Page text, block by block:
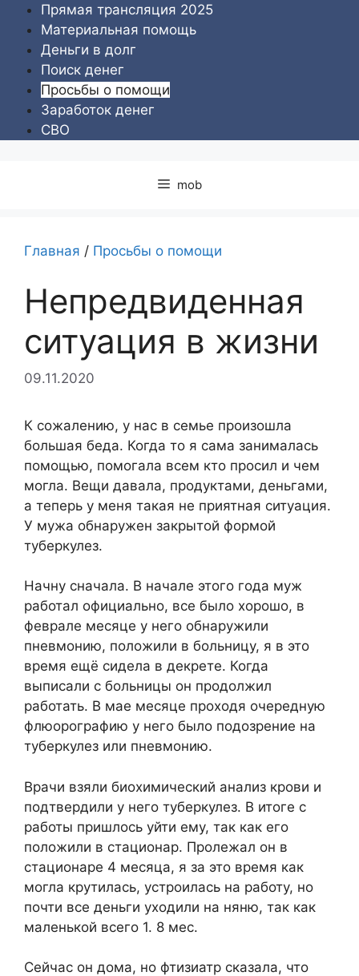
Перейти
содержимому
Прямая трансляция 2025
Материальная помощь
Деньги в долг
Поиск денег
Просьбы о помощи
Заработок денег
СВО
mob
Главная / Просьбы о помощи
Непредвиденная
ситуация в жизни
09.11.2020
К сожалению, у нас в семье произошла
большая беда. Когда то я сама занималась
помощью, помогала всем кто просил и чем
могла. Вещи давала, продуктами, деньгами,
а теперь у меня такая не приятная ситуация.
У мужа обнаружен закрытой формой
туберкулез.
Начну сначала. В начале этого года муж
работал официально, все было хорошо, в
феврале месяце у него обнаружили
пневмонию, положили в больницу, я в это
время ещё сидела в декрете. Когда
выписали с больницы он продолжил
работать. В мае месяце проходя очередную
флюорографию у него было подозрение на
туберкулез или пневмонию.
Врачи взяли биохимический анализ крови и
подтвердили у него туберкулез. В итоге с
работы пришлось уйти ему, так как его
положили в стационар. Пролежал он в
стационаре 4 месяца, я за это время как
могла крутилась, устроилась на работу, но
почти все деньги уходили на няню, так как
маленькой всего 1. 8 мес.
Сейчас он дома, но фтизиатр сказала, что